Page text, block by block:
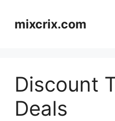
contentmixcrix.com
Discount
Deals